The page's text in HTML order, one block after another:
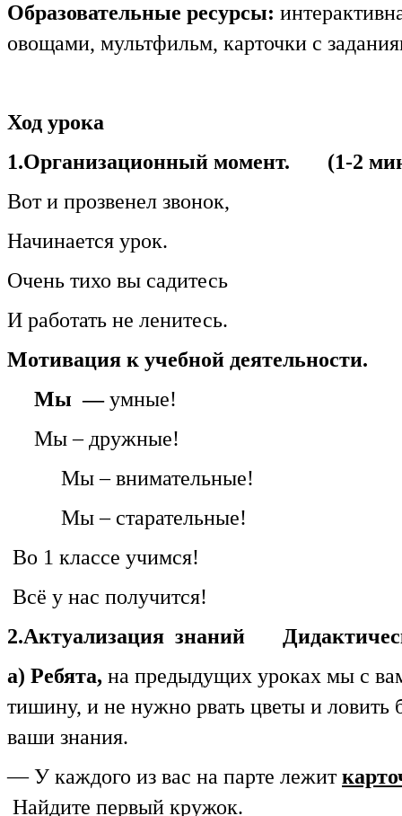
Образовательные ресурсы:
овощами, мультфильм, карточки с
Ход урока
1.Организационный момент. (1-2
Вот и прозвенел звонок,
Начинается урок.
Очень тихо вы садитесь
И работать не ленитесь.
Мотивация к учебной деятельности.
Мы —умные!
Мы – дружные!
Мы – внимательные!
Мы – старательные!
Во 1 классе учимся!
Всё у нас получится!
2.Актуализация знаний
а) Ребята, на предыдущих уроках мы с
тишину, и не нужно рвать цветы и
ваши знания.
— У каждого из вас на парте лежит
Найдите первый кружок.